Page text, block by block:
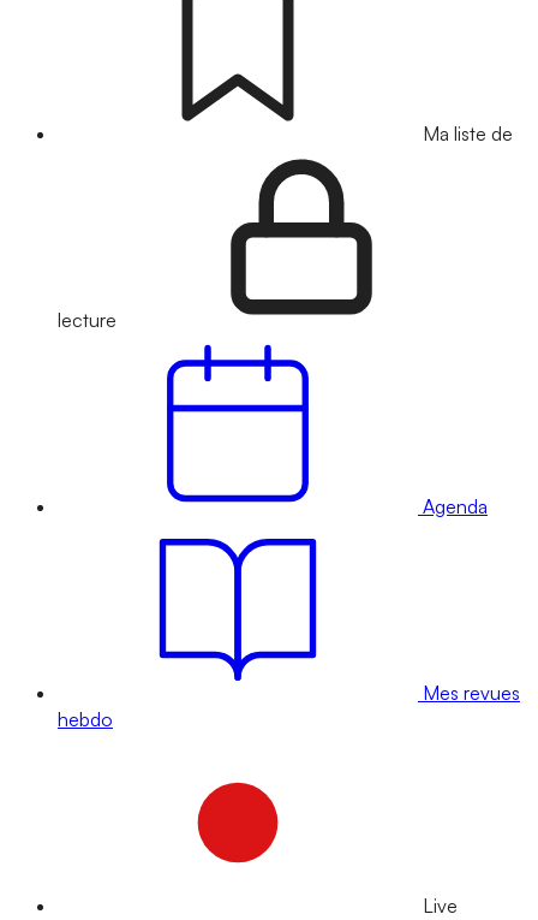
Ma liste de
lecture
Agenda
Mes revues
hebdo
Live